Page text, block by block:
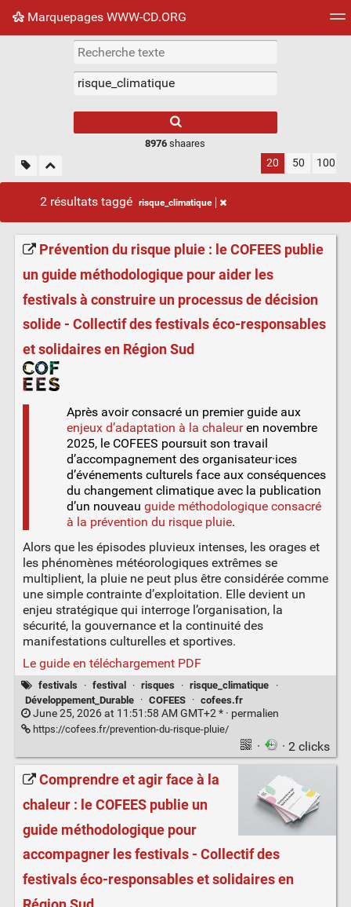
Marquepages WWW-CD.ORG
Nuage de tags Mur d'images
8976 shaares
20 50 100
2 résultats taggé risque_climatique
Prévention du risque pluie : le COFEES publie
un guide méthodologique pour aider les
festivals à construire un processus de décision
solide - Collectif des festivals éco-responsables
et solidaires en Région Sud
Après avoir consacré un premier guide aux
enjeux d’adaptation à la chaleuren novembre
2025, le COFEES poursuit son travail
d’accompagnement des organisateur·ices
d’événements culturels face aux conséquences
du changement climatique avec la publication
d’un nouveau guide méthodologique consacré
à la prévention du risque pluie.
Alors que les épisodes pluvieux intenses, les orages et
les phénomènes météorologiques extrêmes se
multiplient, la pluie ne peut plus être considérée comme
une simple contrainte d’exploitation. Elle devient un
enjeu stratégique qui interroge l’organisation, la
sécurité, la gouvernance et la continuité des
manifestations culturelles et sportives.
Le guide en téléchargement PDF
festivals · festival · risques · risque_climatique
·
Développement_Durable
· COFEES · cofees.fr
June 25, 2026 at 11:51:58 AM GMT+2 * · permalien
https://cofees.fr/prevention-du-risque-pluie/
· · 2 clicks
Comprendre et agir face à la
chaleur : le COFEES publie un
guide méthodologique pour
accompagner les festivals - Collectif des
festivals éco-responsables et solidaires en